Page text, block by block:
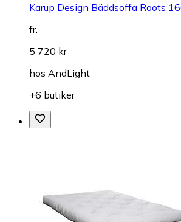
Karup Design Bäddsoffa Roots
fr.
5 720 kr
hos AndLight
+6 butiker